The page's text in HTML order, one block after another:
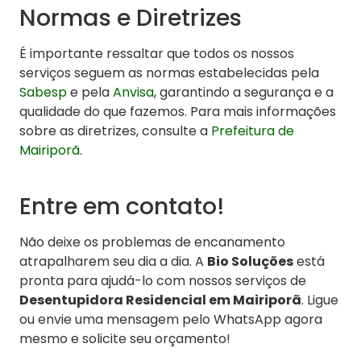
Normas e Diretrizes
É importante ressaltar que todos os nossos
serviços seguem as normas estabelecidas pela
Sabespe pelaAnvisa, garantindo a segurança e a
qualidade do que fazemos. Para mais informações
sobre as diretrizes, consulte a Prefeitura de
Mairiporã.
Entre em contato!
Não deixe os problemas de encanamento
atrapalharem seu dia a dia. A Bio Soluçõesestá
pronta para ajudá-lo com nossos serviços de
Desentupidora Residencial em Mairiporã. Ligue
ou envie uma mensagem pelo WhatsApp agora
mesmo e solicite seu orçamento!